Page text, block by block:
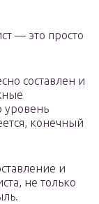
— это просто
составлен и
уровень
конечный
и
не только